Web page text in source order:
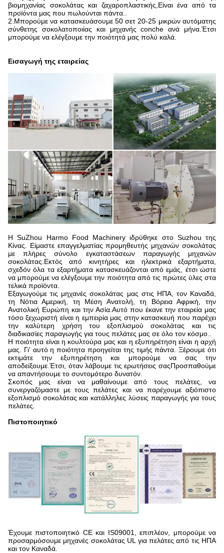
βιομηχανίας σοκολάτας και ζαχαροπλαστικής,Είναι ένα από τα
προϊόντα μας που πωλούνται πάντα..
2.Μπορούμε να κατασκευάσουμε 50 σετ 20-25 μικρών αυτόματης
σύνθετης σοκολατοποιίας και μηχανής conche ανά μήνα.Έτσι
μπορούμε να ελέγξουμε την ποιότητά μας πολύ καλά.
Εισαγωγή της εταιρείας
Η SuZhou Harmo Food Machinery ιδρύθηκε στο Suzhou της
Κίνας. Είμαστε επαγγελματίας προμηθευτής μηχανών σοκολάτας
με πλήρες σύνολο εγκαταστάσεων παραγωγής μηχανών
σοκολάτας.Εκτός από κινητήρες και ηλεκτρικά εξαρτήματα,
σχεδόν όλα τα εξαρτήματα κατασκευάζονται από εμάς, έτσι ώστε
να μπορούμε να ελέγξουμε την ποιότητα από τις πρώτες ύλες στα
τελικά προϊόντα.
Εξαγωγούμε τις μηχανές σοκολάτας μας στις ΗΠΑ, τον Καναδά,
τη Νότια Αμερική, τη Μέση Ανατολή, τη Βόρεια Αφρική, την
Ανατολική Ευρώπη και την Ασία.Αυτό που έκανε την εταιρεία μας
τόσο ξεχωριστή είναι η εμπειρία μας στην κατασκευή που παρέχει
την καλύτερη χρήση του εξοπλισμού σοκολάτας και τις
διαδικασίες παραγωγής για τους πελάτες μας σε όλο τον κόσμο..
Η ποιότητα είναι η κουλτούρα μας και η εξυπηρέτηση είναι η αρχή
μας. Γι' αυτό η ποιότητα προηγείται της τιμής πάντα. Ξέρουμε ότι
εκτιμάτε την εξυπηρέτηση και μπορούμε να σας την
αποδείξουμε.Έτσι, όταν λάβουμε τις ερωτήσεις σαςΠροσπαθούμε
να απαντήσουμε το συντομότερο δυνατόν.
Σκοπός μας είναι να μαθαίνουμε από τους πελάτες, να
συνεργαζόμαστε με τους πελάτες και να παρέχουμε αξιόπιστο
εξοπλισμό σοκολάτας και κατάλληλες λύσεις παραγωγής για τους
πελάτες.
Πιστοποιητικό
Έχουμε πιστοποιητικό CE και IS09001, επιπλέον, μπορούμε να
προσαρμόσουμε μηχανές σοκολάτας UL για πελάτες από τις ΗΠΑ
και τον Καναδά.